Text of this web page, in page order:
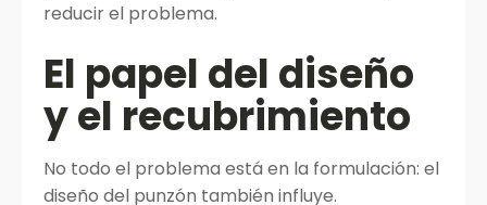
reducir el problema.
El papel del diseño
y el recubrimiento
No todo el problema está en la formulación: el
diseño del punzón también influye.